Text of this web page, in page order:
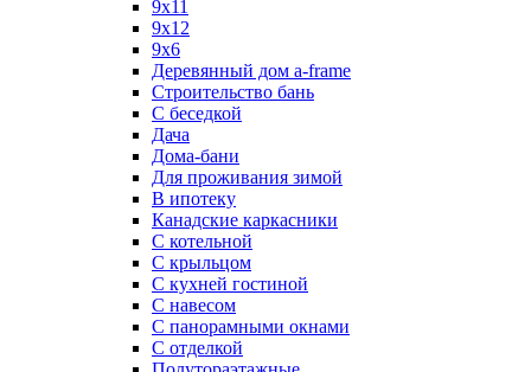
9х11
9х12
9х6
Деревянный дом a-frame
Строительство бань
С беседкой
Дача
Дома-бани
Для проживания зимой
В ипотеку
Канадские каркасники
С котельной
С крыльцом
С кухней гостиной
С навесом
С панорамными окнами
С отделкой